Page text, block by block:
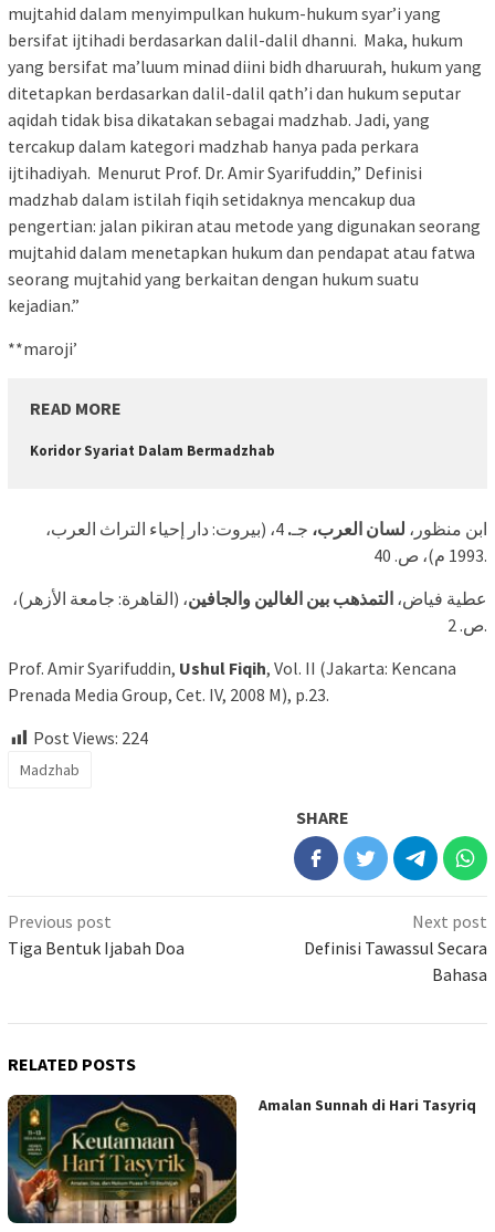
mujtahid dalam menyimpulkan hukum-hukum syar’i yang
bersifat ijtihadi berdasarkan dalil-dalil dhanni. Maka, hukum
yang bersifat ma’luum minad diini bidh dharuurah, hukum yang
ditetapkan berdasarkan dalil-dalil qath’i dan hukum seputar
aqidah tidak bisa dikatakan sebagai madzhab. Jadi, yang
tercakup dalam kategori madzhab hanya pada perkara
ijtihadiyah. Menurut Prof. Dr. Amir Syarifuddin,” Definisi
madzhab dalam istilah fiqih setidaknya mencakup dua
pengertian: jalan pikiran atau metode yang digunakan seorang
mujtahid dalam menetapkan hukum dan pendapat atau fatwa
seorang mujtahid yang berkaitan dengan hukum suatu
kejadian.”
**maroji’
READ MORE
Koridor Syariat Dalam Bermadzhab
ابن منظور، لسان العرب، جـ.
4، (بيروت: دار إحياء التراث العرب،
1993 م)، ص. 40.
عطية فياض، التمذهب بين الغالين والجافين، (القاهرة: جامعة الأزهر)،
ص. 2.
Prof. Amir Syarifuddin, Ushul Fiqih, Vol. II (Jakarta: Kencana
Prenada Media Group, Cet. IV, 2008 M), p.23.
Post Views: 224
Madzhab
SHARE
Previous post
Tiga Bentuk Ijabah Doa
Next post
Definisi Tawassul Secara
Bahasa
RELATED POSTS
Amalan Sunnah di Hari Tasyriq